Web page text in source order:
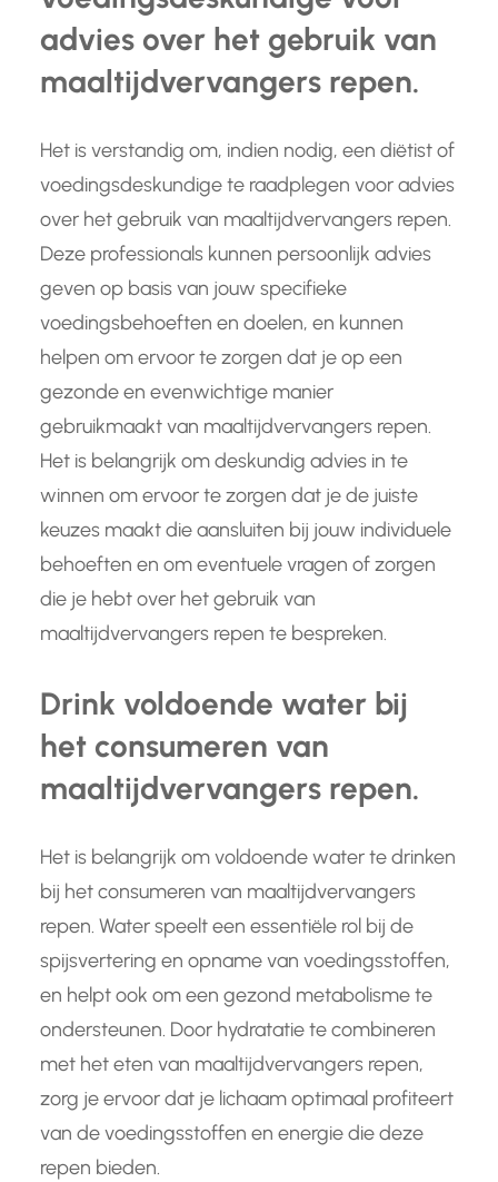
advies over het gebruik van
maaltijdvervangers repen.
Het is verstandig om, indien nodig, een diëtist of
voedingsdeskundige te raadplegen voor advies
over het gebruik van maaltijdvervangers repen.
Deze professionals kunnen persoonlijk advies
geven op basis van jouw specifieke
voedingsbehoeften en doelen, en kunnen
helpen om ervoor te zorgen dat je op een
gezonde en evenwichtige manier
gebruikmaakt van maaltijdvervangers repen.
Het is belangrijk om deskundig advies in te
winnen om ervoor te zorgen dat je de juiste
keuzes maakt die aansluiten bij jouw individuele
behoeften en om eventuele vragen of zorgen
die je hebt over het gebruik van
maaltijdvervangers repen te bespreken.
Drink voldoende water bij
het consumeren van
maaltijdvervangers repen.
Het is belangrijk om voldoende water te drinken
bij het consumeren van maaltijdvervangers
repen. Water speelt een essentiële rol bij de
spijsvertering en opname van voedingsstoffen,
en helpt ook om een gezond metabolisme te
ondersteunen. Door hydratatie te combineren
met het eten van maaltijdvervangers repen,
zorg je ervoor dat je lichaam optimaal profiteert
van de voedingsstoffen en energie die deze
repen bieden.